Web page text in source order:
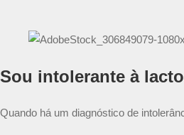
Sou intolerante à
Quando há um diagnóstico de